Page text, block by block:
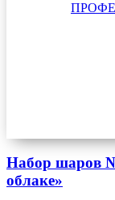
Набор шаров
облаке»